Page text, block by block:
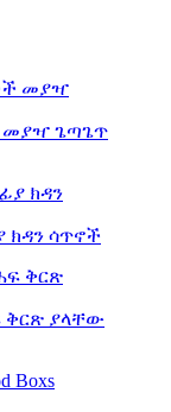
መያዣ ጌጣጌጥ
ሳጥኖች
ያላቸው